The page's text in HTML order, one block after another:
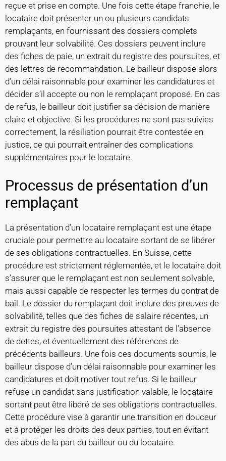
reçue et prise en compte. Une fois cette étape franchie, le
locataire doit présenter un ou plusieurs candidats
remplaçants, en fournissant des dossiers complets
prouvant leur solvabilité. Ces dossiers peuvent inclure
des fiches de paie, un extrait du registre des poursuites, et
des lettres de recommandation. Le bailleur dispose alors
d’un délai raisonnable pour examiner les candidatures et
décider s’il accepte ou non le remplaçant proposé. En cas
de refus, le bailleur doit justifier sa décision de manière
claire et objective. Si les procédures ne sont pas suivies
correctement, la résiliation pourrait être contestée en
justice, ce qui pourrait entraîner des complications
supplémentaires pour le locataire.
Processus de présentation d’un
remplaçant
La présentation d’un locataire remplaçant est une étape
cruciale pour permettre au locataire sortant de se libérer
de ses obligations contractuelles. En Suisse, cette
procédure est strictement réglementée, et le locataire doit
s’assurer que le remplaçant est non seulement solvable,
mais aussi capable de respecter les termes du contrat de
bail. Le dossier du remplaçant doit inclure des preuves de
solvabilité, telles que des fiches de salaire récentes, un
extrait du registre des poursuites attestant de l’absence
de dettes, et éventuellement des références de
précédents bailleurs. Une fois ces documents soumis, le
bailleur dispose d’un délai raisonnable pour examiner les
candidatures et doit motiver tout refus. Si le bailleur
refuse un candidat sans justification valable, le locataire
sortant peut être libéré de ses obligations contractuelles.
Cette procédure vise à garantir une transition en douceur
et à protéger les droits des deux parties, tout en évitant
des abus de la part du bailleur ou du locataire.